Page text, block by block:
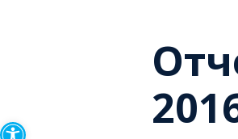
Открыть панель